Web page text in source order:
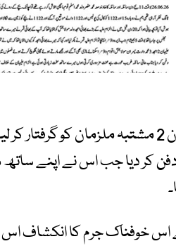
سرگودھا کے علاقے جھال چکیاں میں پولیس نے ان 2 مشتبہ
کر دیا جب اس نے اپنے ساتھ
اس خوفناک جرم کا انکشاف